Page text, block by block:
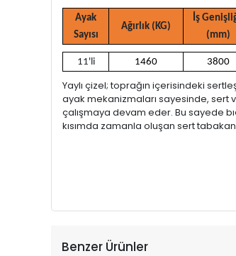
Ayak
Sayısı
Ağırlık (KG)
İş
(mm)
11'li 1460 3800
Yaylı çizel; toprağın içerisindeki
ayak mekanizmaları sayesinde, sert
çalışmaya devam eder. Bu sayede
kısımda zamanla oluşan sert
Benzer Ürünler